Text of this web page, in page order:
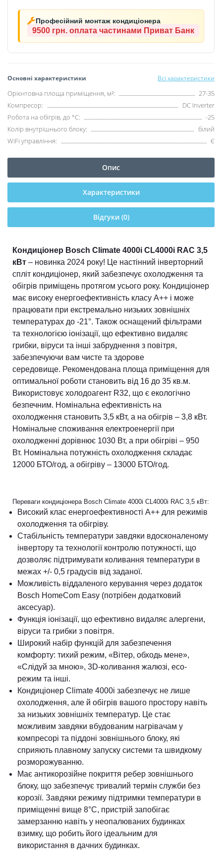
Професійний монтаж кондиціонера
9500 грн. оплата частинами Приват Банк
Основні характеристики Всі характеристики
Орієнтовна площа приміщення, м²:
27-35
Компресор:
DC Inverter
Робота на обігрів, до °C:
-25
Колір внутрішнього блоку:
білий
WiFi управління:
Є
Опис
Характеристики
Відгуки (0)
Кондиціонер Bosch Climate 4000i CL4000i RAC 3,5
кВт – новинка 2024 року! Це настінний інверторний
спліт кондиціонер, який забезпечує охолодження та
обігрів приміщень протягом усього року. Кондиціонер
має високу енергоефективність класу А++ і може
працювати при екстремально низьких зовнішніх
температурах до -21°. Також оснащений фільтрами
та технологією іонізації, що ефективно видаляє
грибки, віруси та інші забруднення з повітря,
забезпечуючи вам чисте та здорове
середовище. Рекомендована площа приміщення для
оптимальної роботи становить від 16 до 35 кв.м.
Використовує холодоагент R32, що є екологічно
безпечним. Номінальна ефективність на
охолодження становить 3,5 кВт, а на обігрів – 3,8 кВт.
Номінальне споживання електроенергії при
охолодженні дорівнює 1030 Вт, а при обігріві – 950
Вт. Номінальна потужність охолодження складає
12000 БТО/год, а обігріву – 13000 БТО/год.
Переваги кондиціонера Bosch Climate 4000i CL4000i RAC 3,5 кВт:
Високий клас енергоефективності А++ для режимів
охолодження та обігріву.
Стабільність температури завдяки вдосконаленому
інвертору та технології контролю потужності, що
дозволяє підтримувати коливання температури в
межах +/- 0,5 градусів від заданої.
Можливість віддаленого керування через додаток
Bosch HomeCom Easy (потрібен додатковий
аксесуар).
Функція іонізації, що ефективно видаляє алергени,
віруси та грибки з повітря.
Широкий набір функцій для забезпечення
комфорту: тихий режим, «Вітер, обходь мене»,
«Слідуй за мною», 3D-коливання жалюзі, eco-
режим та інші.
Кондиціонер Climate 4000i забезпечує не лише
охолодження, але й обігрів вашого простору навіть
за низьких зовнішніх температур. Це стає
можливим завдяки вбудованим нагрівачам у
компресорі та піддоні зовнішнього блоку, які
сприяють плавному запуску системи та швидкому
розморожуванню.
Має антикорозійне покриття ребер зовнішнього
блоку, що забезпечує тривалий термін служби без
корозії. Завдяки режиму підтримки температури в
приміщенні вище 8°C, пристрій запобігає
замерзанню навіть у неопалюваних будинках
взимку, що робить його ідеальним для
використання в дачних будинках.